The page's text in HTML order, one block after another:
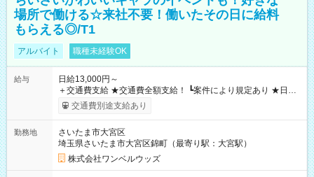
場所で働ける☆来社不要！働いたその日に給料
もらえる◎/T1
アルバイト 職種未経験OK
給与
日給13,000円～
＋交通費支給 ★交通費全額支給！ ┗案件により規定あり ★日払
いOK！（規定あり） ┗働いたその日に現金GET♪ お仕事後はコ
ンビニATMから 日払い分を引き落とせます！ 【試用期間】試
交通費別途支給あり
勤務地
さいたま市大宮区
埼玉県さいたま市大宮区錦町（最寄り駅：大宮駅）
株式会社ワンベルウッズ